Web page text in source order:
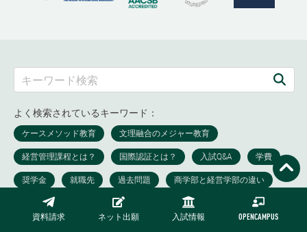
資料請求 ネット出願 入試情報 OPENCAMPUS
よく検索されているキーワード：